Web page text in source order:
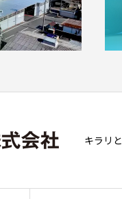
キラリ